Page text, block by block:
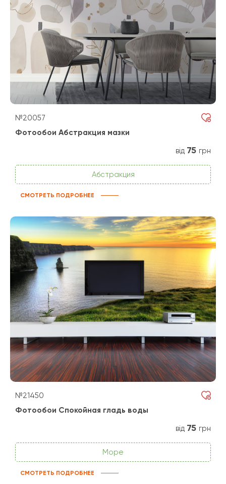
№20057
Фотообои Абстракция мазки
від 75 грн
Абстракция
СМОТРЕТЬ ПОДРОБНЕЕ
№21450
Фотообои Спокойная гладь воды
від 75 грн
Море
СМОТРЕТЬ ПОДРОБНЕЕ